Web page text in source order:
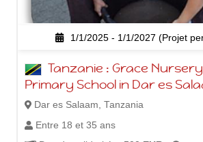
1/1/2025 - 1/1/2027 (Projet
Primary School in Dar es
Dar es Salaam, Tanzania
Entre 18 et 35 ans